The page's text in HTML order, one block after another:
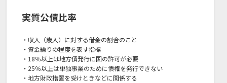
実質公債比率
・収入（歳入）に対する借金の割合のこと
・資金繰りの程度を表す指標
・18％以上は地方債発行に国の許可が必要
・25％以上は単独事業のために債権を発行できない
・地方財政措置を受けときなどに関係する